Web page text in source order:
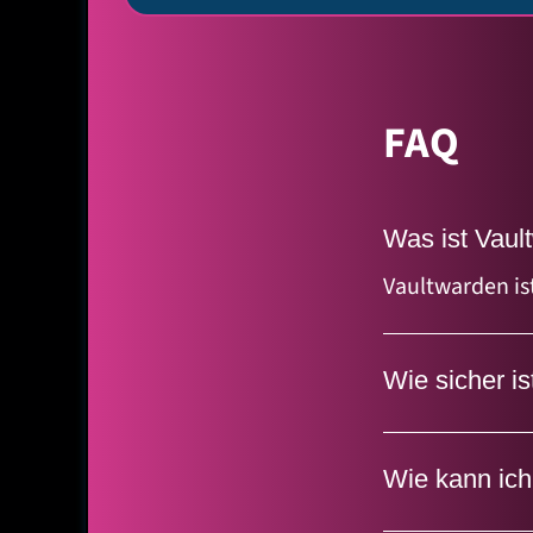
FAQ
Was ist
Vaultwarden
kompatibel
um eine
Wie sicher
Sehr sicher!
256, PBKDF2)
Wie kann